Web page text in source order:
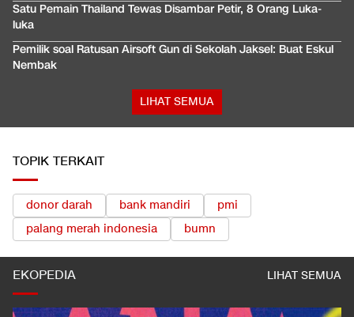
Satu Pemain Thailand Tewas Disambar Petir, 8 Orang Luka-
luka
Pemilik soal Ratusan Airsoft Gun di Sekolah Jaksel: Buat Eskul
Nembak
LIHAT SEMUA
TOPIK TERKAIT
donor darah bank mandiri
pmi
palang merah indonesia
bumn
EKOPEDIA LIHAT SEMUA